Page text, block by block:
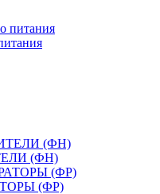
(ФН)
(ФР)